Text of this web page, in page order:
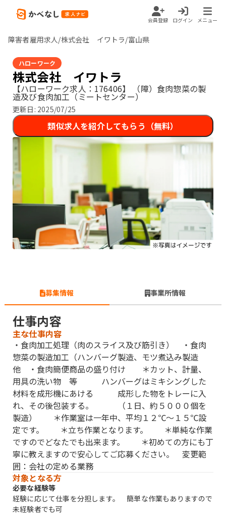
会員登録 ログイン メニュー
障害者雇用求人/株式会社 イワトラ/富山県
ハローワーク
株式会社 イワトラ
【ハローワーク求人：176406】 （障）食肉惣菜の製
造及び食肉加工（ミートセンター）
更新日: 2025/07/25
類似求人を紹介してもらう（無料）
募集情報 事業所情報
仕事内容
主な仕事内容
・食肉加工処理（肉のスライス及び筋引き） ・食肉
惣菜の製造加工（ハンバーグ製造、モツ煮込み製造
他 ・食肉簡便商品の盛り付け ＊カット、計量、
用具の洗い物 等 ハンバーグはミキシングした
材料を成形機にあける 成形した物をトレーに入
れ、その後包装する。 （１日、約５０００個を
製造） ＊作業室は一年中、平均１２℃〜１５℃設
定です。 ＊立ち作業となります。 ＊単純な作業
ですのでどなたでも出来ます。 ＊初めての方にも丁
寧に教えますので安心してご応募ください。 変更範
囲：会社の定める業務
対象となる方
必要な経験等
経験に応じて仕事を分担します。 簡単な作業もありますので
未経験者でも可